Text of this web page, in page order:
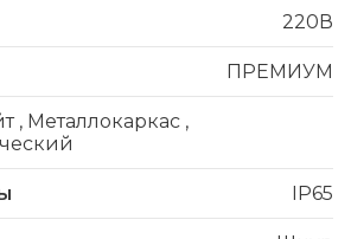
220В
ПРЕМИУМ
, Металлокаркас ,
IP65